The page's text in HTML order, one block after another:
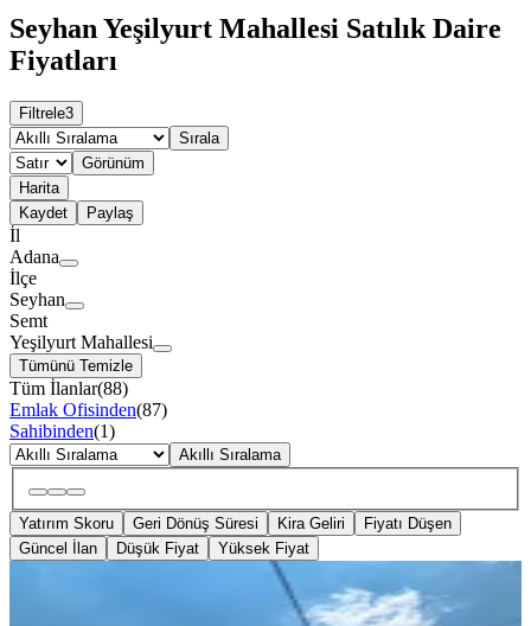
Seyhan Yeşilyurt Mahallesi Satılık Daire
Fiyatları
Filtrele3
Sırala
Görünüm
Harita
Kaydet
Paylaş
İl
Adana
İlçe
Seyhan
Semt
Yeşilyurt Mahallesi
Tümünü Temizle
Tüm İlanlar(88)
Emlak Ofisinden(87)
Sahibinden(1)
Akıllı Sıralama
Yatırım Skoru Geri Dönüş Süresi Kira Geliri
Fiyatı Düşen
Güncel İlan
Düşük Fiyat Yüksek Fiyat
2 Daire Tek Fiat Kat Mülkiyetli